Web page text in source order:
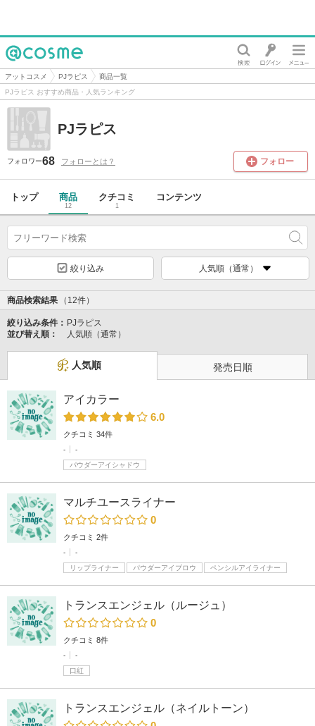
@cosme
アットコスメ PJラピス
商品一覧
PJラピス おすすめ商品・人気ランキング
PJラピス
フォロワー68 フォローとは？ フォロー
トップ 商品
12
クチコミ
1
コンテンツ
絞り込み 人気順（通常）
商品検索結果 （12件）
絞り込み条件： PJラピス
並び替え順：
人気順（通常）
人気順 発売日順
アイカラー
6.0
クチコミ 34件
-
-
パウダーアイシャドウ
マルチユースライナー
0
クチコミ 2件
-
-
リップライナー
パウダーアイブロウ ペンシルアイライナー
トランスエンジェル（ルージュ）
0
クチコミ 8件
-
-
口紅
トランスエンジェル（ネイルトーン）